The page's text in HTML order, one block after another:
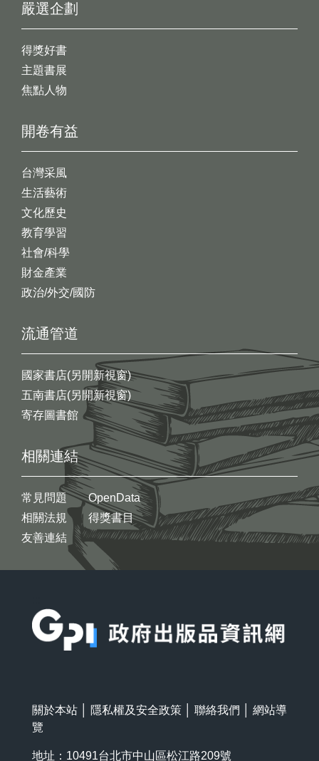
開卷有益
台灣采風
生活藝術
文化歷史
教育學習
社會/科學
財金產業
政治/外交/國防
嚴選企劃
得獎好書
主題書展
焦點人物
流通管道
國家書店(另開新視窗)
五南書店(另開新視窗)
寄存圖書館
相關連結
常見問題
相關法規
友善連結
OpenData
得獎書目
關於本站 隱私權及安全政策 聯絡我們
網站導
覽
地址：10491台北市中山區松江路209號